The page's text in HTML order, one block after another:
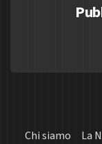
Chi siamo La